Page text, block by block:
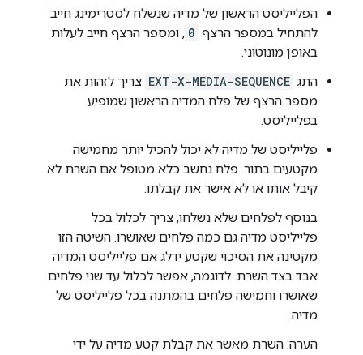
הפלייליסט הראשון של מדיה שנשלח לסטרימינג חייב
להתחיל במספר הרצף 0 , ומספר הרצף חייב לעלות
באופן מונוטוני.
התג EXT-X-MEDIA-SEQUENCE צריך לזהות את
מספר הרצף של פלח המדיה הראשון שמופיע
בפלייליסט.
פלייליסט של מדיה לא יכול להכיל יותר מחמישה
מקטעים בתור. פלח נחשב כלא מטופל אם השרת לא
קיבל אותו או לא אישר את קבלתו.
בנוסף לפלחים שלא נשלחו, צריך לכלול בכל
פלייליסט מדיה גם כמה פלחים שאושרו. השיטה הזו
מקטינה את הסיכוי שקטע ידלג אם פלייליסט המדיה
אבד בצד השרת. לדוגמה, אפשר לכלול עד שני פלחים
שאושרו וחמישה פלחים בהמתנה בכל פלייליסט של
מדיה.
הערה: השרת מאשר את קבלת קטע מדיה על ידי